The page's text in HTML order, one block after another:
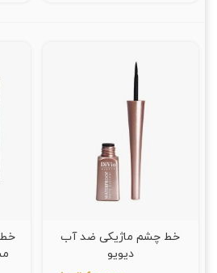
خط چشم ماژیکی ضد آب
دیویو